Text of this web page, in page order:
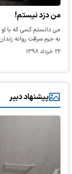
من دزد نیستم!
می دانستم کسی که با او
به جرم سرقت روانه
۲۲ خرداد ۱۳۹۸
پیشنهاد دبیر